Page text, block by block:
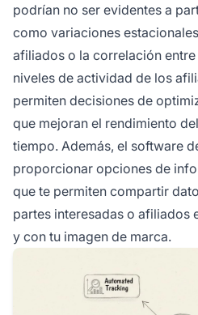
podrían no ser evidentes a
como variaciones
afiliados o la correlación
niveles de actividad de los
permiten decisiones de
que mejoran el rendimiento
tiempo. Además, el software
proporcionar opciones de
que te permiten compartir
partes interesadas o afiliados
y con tu imagen de marca.